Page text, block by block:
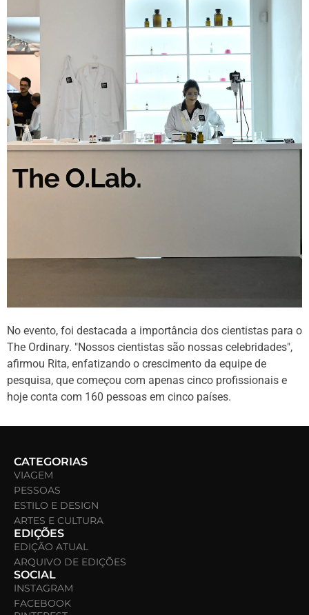
No evento, foi destacada a importância dos cientistas para o
The Ordinary. "Nossos cientistas são nossas celebridades",
afirmou Rita, enfatizando o crescimento da equipe de
pesquisa, que começou com apenas cinco profissionais e
hoje conta com 160 pessoas em cinco países.
CATEGORIAS
VIAGEM
PESSOAS
ESTILO E DESIGN
ARTES E CULTURA
EDIÇÕES
EDIÇÃO ATUAL
ARQUIVO DE EDIÇÕES
SOCIAL
INSTAGRAM
FACEBOOK